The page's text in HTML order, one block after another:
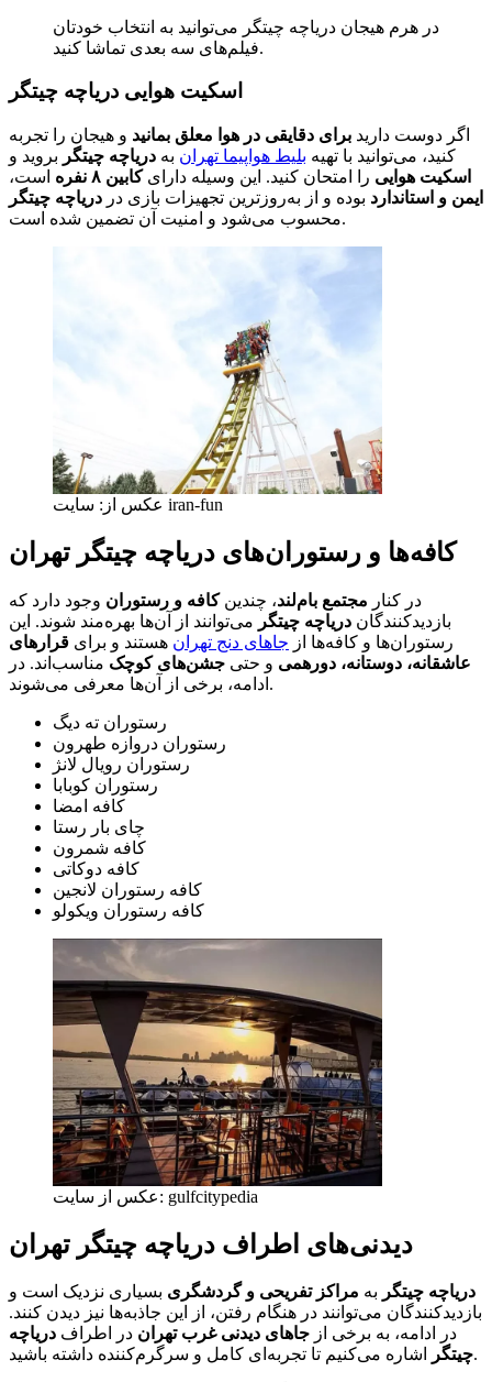
در هرم هیجان دریاچه چیتگر می‌توانید به انتخاب خودتان
فیلم‌های سه بعدی تماشا کنید.
اسکیت هوایی دریاچه چیتگر
اگر دوست دارید برای دقایقی در هوا معلق بمانید و هیجان را تجربه
کنید، می‌توانید با تهیه بلیط هواپیما تهران به دریاچه چیتگر بروید و
اسکیت هوایی را امتحان کنید. این وسیله دارایکابین ۸ نفره
است،
ایمن و استاندارد بوده و از به‌روزترین تجهیزات بازی در دریاچه چیتگر
محسوب می‌شود و امنیت آن تضمین شده است.
عکس از: سایت iran-fun
کافه‌ها و رستوران‌های دریاچه چیتگر تهران
در کنار مجتمع بام‌لند، چندینکافه و رستوران وجود دارد که
بازدیدکنندگان دریاچه چیتگر می‌توانند از آن‌ها بهره‌مند شوند. این
رستوران‌ها و کافه‌ها از جاهای دنج تهران هستند و برای قرارهای
عاشقانه، دوستانه، دورهمی و حتی جشن‌های کوچک مناسب‌اند. در
ادامه، برخی از آن‌ها معرفی می‌شوند.
رستوران ته دیگ
رستوران دروازه طهرون
رستوران رویال لانژ
رستوران کوبابا
کافه امضا
چای بار رستا
کافه شمرون
کافه دوکاتی
کافه رستوران لانجین
کافه رستوران ویکولو
عکس از سایت: gulfcitypedia
دیدنی‌های اطراف دریاچه چیتگر تهران
دریاچه چیتگر به مراکز تفریحی و گردشگری بسیاری نزدیک است و
بازدیدکنندگان می‌توانند در هنگام رفتن، از این جاذبه‌ها نیز دیدن کنند.
در ادامه، به برخی از جاهای دیدنی غرب تهران در اطراف دریاچه
چیتگراشاره می‌کنیم تا تجربه‌ای کامل و سرگرم‌کننده داشته باشید.